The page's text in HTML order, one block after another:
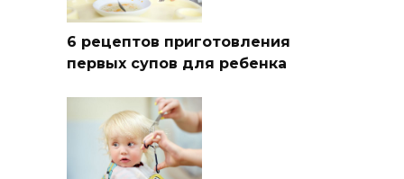
6 рецептов приготовления
первых супов для ребенка